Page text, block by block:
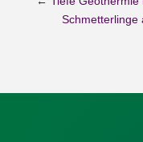
Schmetterlinge